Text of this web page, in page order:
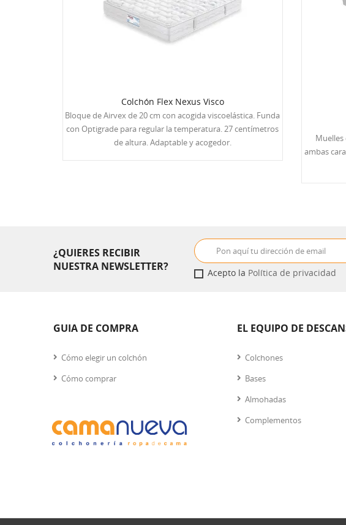
Colchón Flex Nexus Visco
Bloque de Airvex de 20 cm con acogida viscoelástica. Funda
con Optigrade para regular la temperatura. 27 centímetros
de altura. Adaptable y acogedor.
Muelles
ambas
¿QUIERES RECIBIR
NUESTRA NEWSLETTER?
Acepto la Política de privacidad
GUIA DE COMPRA
Cómo elegir un colchón
Cómo comprar
EL EQUIPO DE
Colchones
Bases
Almohadas
Complementos